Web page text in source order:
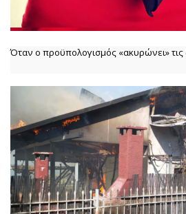
Όταν ο προϋπολογισμός «ακυρώνει» τις